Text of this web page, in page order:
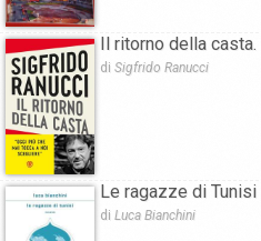
Il ritorno della
di Sigfrido Ranucci
Le ragazze di Tunisi
di Luca Bianchini